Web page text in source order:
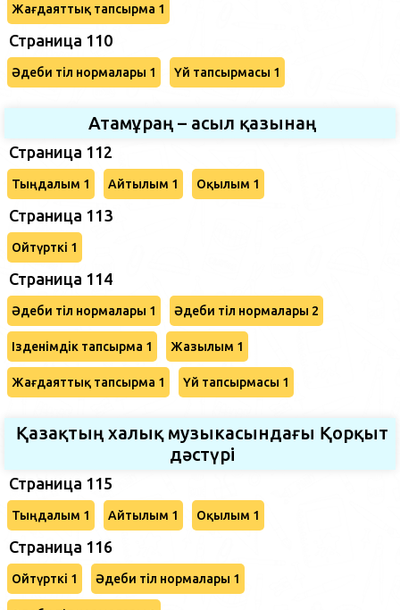
Жағдаяттық тапсырма 1
Страница 110
Әдеби тіл нормалары 1 Үй тапсырмасы 1
Атамұраң – асыл қазынаң
Страница 112
Тыңдалым 1 Айтылым 1 Оқылым 1
Страница 113
Ойтүрткі 1
Страница 114
Әдеби тіл нормалары 1 Әдеби тіл нормалары 2
Ізденімдік тапсырма 1 Жазылым 1
Жағдаяттық тапсырма 1 Үй тапсырмасы 1
Қазақтың халық музыкасындағы Қорқыт
дәстүрі
Страница 115
Тыңдалым 1 Айтылым 1 Оқылым 1
Страница 116
Ойтүрткі 1 Әдеби тіл нормалары 1